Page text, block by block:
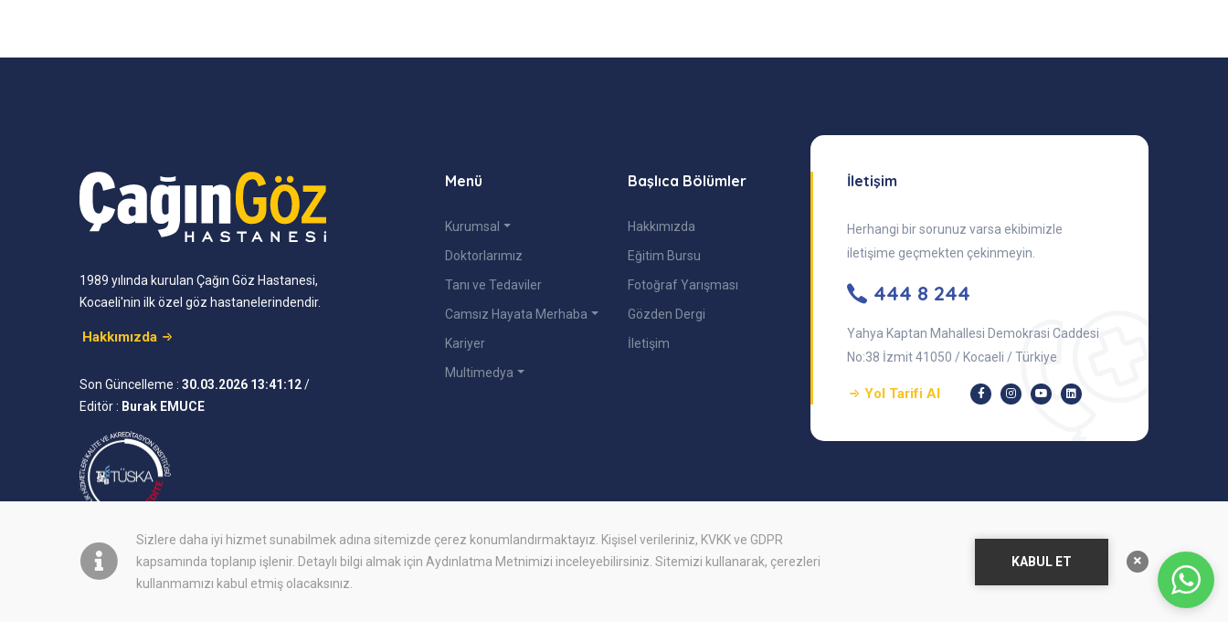
Sizlere daha iyi hizmet sunabilmek adına sitemizde çerez konumlandırmaktayız. Kişisel verileriniz, KVKK ve GDPR
kapsamında toplanıp işlenir. Detaylı bilgi almak için Aydınlatma Metnimizi inceleyebilirsiniz. Sitemizi kullanarak, çerezleri
kullanmamızı kabul etmiş olacaksınız.
KABUL ET
1989 yılında kurulan Çağın Göz Hastanesi,
Kocaeli'nin ilk özel göz hastanelerindendir.
Hakkımızda
Son Güncelleme : 30.03.2026 13:41:12/
Editör : Burak EMUCE
Menü
Kurumsal
Doktorlarımız
Tanı ve Tedaviler
Camsız Hayata Merhaba
Kariyer
Multimedya
Başlıca Bölümler
Hakkımızda
Eğitim Bursu
Fotoğraf Yarışması
Gözden Dergi
İletişim
İletişim
Herhangi bir sorunuz varsa ekibimizle
iletişime geçmekten çekinmeyin.
444 8 244
Yahya Kaptan Mahallesi Demokrasi Caddesi
No:38 İzmit 41050 / Kocaeli / Türkiye
Yol Tarifi Al